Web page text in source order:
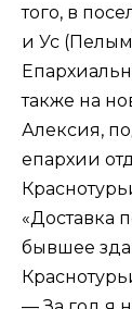
того, в
и Ус
также на
Алексия,
епархии
«Доставка
бывшее